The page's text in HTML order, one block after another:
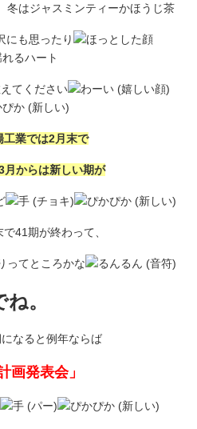
冬はジャスミンティーかほうじ茶
にも思ったり
てください
工業では2月末で
月からは新しい期が
41期が終わって、
ってところかな
ね。
なると例年ならば
画発表会」